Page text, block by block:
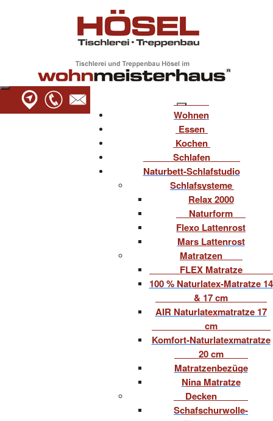
Wohnen
Essen
Kochen
Schlafen
Naturbett-Schlafstudio
Schlafsysteme
Relax 2000
Naturform
Flexo Lattenrost
Mars Lattenrost
Matratzen
FLEX Matratze
100 % Naturlatex-Matratze 14
& 17 cm
AIR Naturlatexmatratze 17
cm
Komfort-Naturlatexmatratze
20 cm
Matratzenbezüge
Nina Matratze
Decken
Schafschurwolle-